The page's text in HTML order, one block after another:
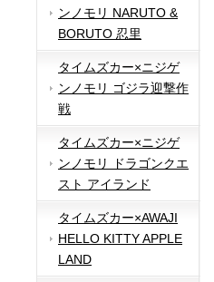
ンノモリ NARUTO &
BORUTO 忍里
タイムズカー×ニジゲ
ンノモリ ゴジラ迎撃作
戦
タイムズカー×ニジゲ
ンノモリ ドラゴンクエ
スト アイランド
タイムズカー×AWAJI
HELLO KITTY APPLE
LAND